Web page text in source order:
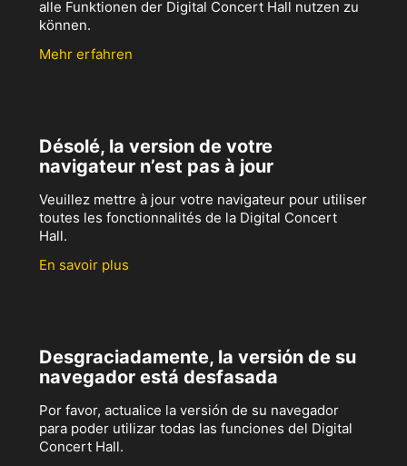
alle Funktionen der Digital Concert Hall nutzen zu
können.
Mehr erfahren
Désolé, la version de votre
navigateur n’est pas à jour
Veuillez mettre à jour votre navigateur pour utiliser
toutes les fonctionnalités de la Digital Concert
Hall.
En savoir plus
Desgraciadamente, la versión de su
navegador está desfasada
Por favor, actualice la versión de su navegador
para poder utilizar todas las funciones del Digital
Concert Hall.